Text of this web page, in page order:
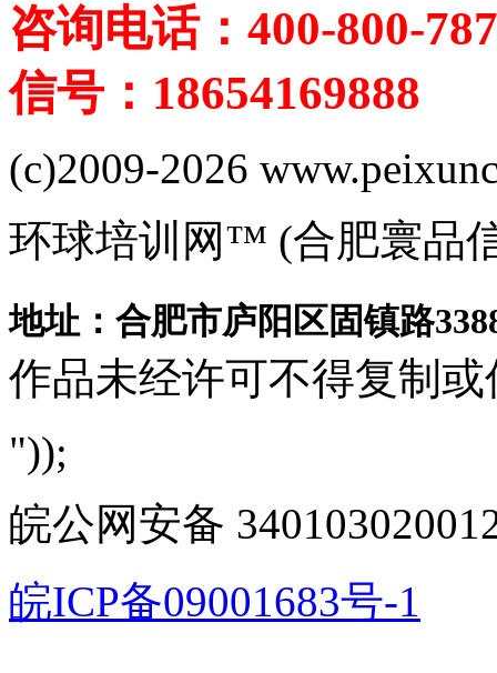
咨询电话：400-800-
信号：18654169888
(c)2009-2026
环球培训网™ (合肥寰品
地址：合肥市庐阳区固镇路
作品未经许可不得复制或
"));
皖公网安备
皖ICP备09001683号-1